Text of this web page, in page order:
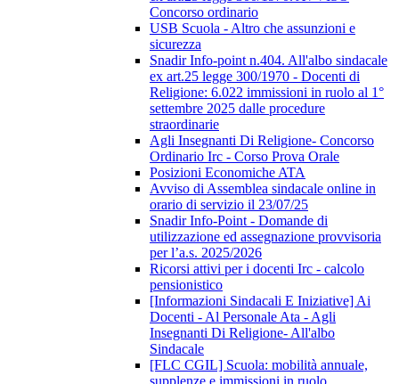
Concorso ordinario
USB Scuola - Altro che assunzioni e
sicurezza
Snadir Info-point n.404. All'albo sindacale
ex art.25 legge 300/1970 - Docenti di
Religione: 6.022 immissioni in ruolo al 1°
settembre 2025 dalle procedure
straordinarie
Agli Insegnanti Di Religione- Concorso
Ordinario Irc - Corso Prova Orale
Posizioni Economiche ATA
Avviso di Assemblea sindacale online in
orario di servizio il 23/07/25
Snadir Info-Point - Domande di
utilizzazione ed assegnazione provvisoria
per l’a.s. 2025/2026
Ricorsi attivi per i docenti Irc - calcolo
pensionistico
[Informazioni Sindacali E Iniziative] Ai
Docenti - Al Personale Ata - Agli
Insegnanti Di Religione- All'albo
Sindacale
[FLC CGIL] Scuola: mobilità annuale,